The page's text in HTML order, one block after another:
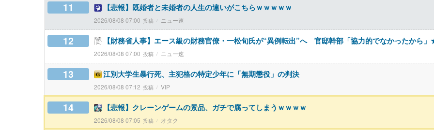
11 【悲報】既婚者と未婚者の人生の違いがこちらｗｗｗｗｗ
2026/08/08 07:00 ニュー速
12 【財務省人事】エース級の財務官僚・一松旬氏が“異例転出”へ 官邸幹部「協力的でなかったから
2026/08/08 07:00 ニュー速
13 江別大学生暴行死、主犯格の特定少年に「無期懲役」の判決
2026/08/08 07:12 VIP
14 【悲報】クレーンゲームの景品、ガチで腐ってしまうｗｗｗｗ
2026/08/08 07:05 オタク